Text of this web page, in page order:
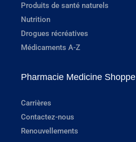
Produits de santé naturels
Nutrition
Drogues récréatives
Médicaments A-Z
Pharmacie Medicine Shoppe
Carrières
Contactez-nous
Renouvellements